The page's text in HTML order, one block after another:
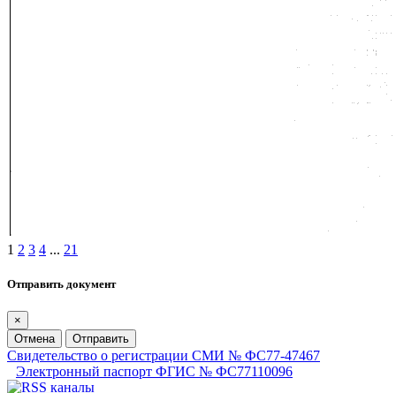
1 2 3 4 ... 21
Отправить документ
×
Отмена
Отправить
Свидетельство о регистрации СМИ № ФС77-47467
Электронный паспорт ФГИС № ФС77110096